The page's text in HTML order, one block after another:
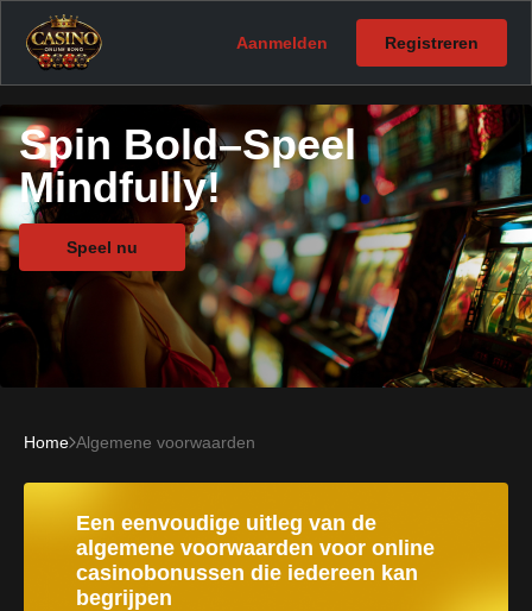
Aanmelden Registreren
Spin Bold–Speel
Mindfully!
Speel nu
Home Algemene voorwaarden
Een eenvoudige uitleg van de
algemene voorwaarden voor online
casinobonussen die iedereen kan
begrijpen